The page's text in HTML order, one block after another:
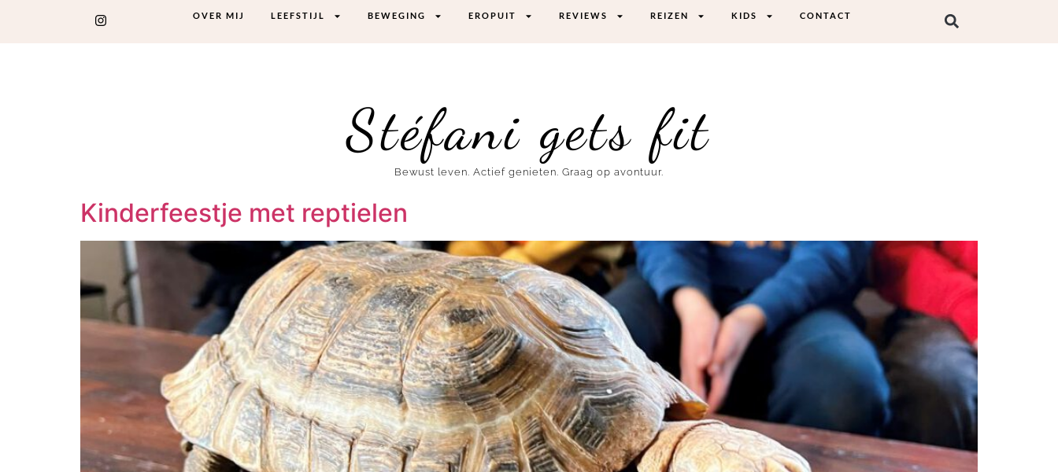
OVER MIJ LEEFSTIJL BEWEGING EROPUIT REVIEWS REIZEN KIDS CONTACT
Stéfani gets fit
Bewust leven. Actief genieten. Graag op avontuur.
Kinderfeestje met reptielen